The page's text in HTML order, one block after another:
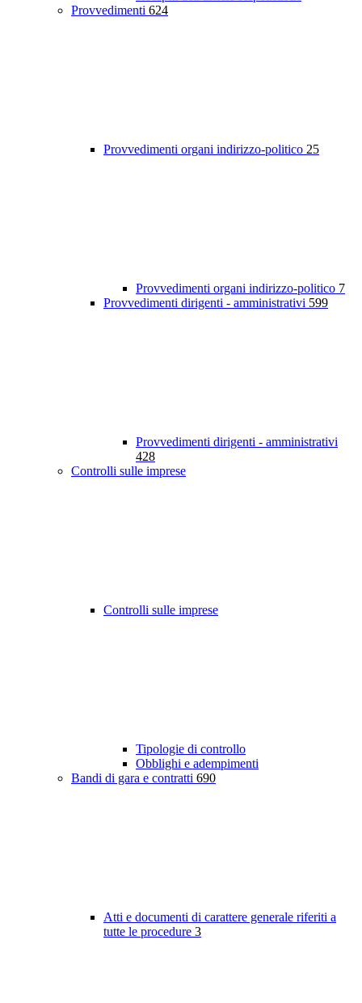
Provvedimenti 624
Provvedimenti organi indirizzo-politico 25
Provvedimenti organi indirizzo-politico 7
Provvedimenti dirigenti - amministrativi 599
Provvedimenti dirigenti - amministrativi
428
Controlli sulle imprese
Controlli sulle imprese
Tipologie di controllo
Obblighi e adempimenti
Bandi di gara e contratti 690
Atti e documenti di carattere generale riferiti a
tutte le procedure 3